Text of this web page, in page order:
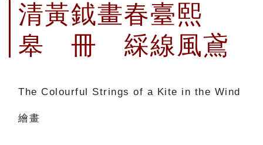
清黃鉞畫春臺熙
皋 冊 綵線風鳶
The Colourful Strings of a Kite in the Wind
繪畫